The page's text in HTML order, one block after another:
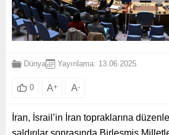
Dünya Yayınlama: 13.06.2025
0 A+ A-
İran, İsrail’in İran topraklarına
saldırılar sonrasında Birleşmiş